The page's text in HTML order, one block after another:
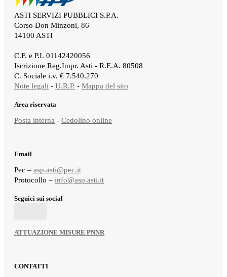
ASTI SERVIZI PUBBLICI S.P.A.
Corso Don Minzoni, 86
14100 ASTI
C.F. e P.I. 01142420056
Iscrizione Reg.Impr. Asti - R.E.A. 80508
C. Sociale i.v. € 7.540.270
Note legali - U.R.P. - Mappa del sito
Area riservata
Posta interna - Cedolino online
Email
Pec – asp.asti@pec.it
Protocollo – info@asp.asti.it
Seguici sui social
ATTUAZIONE MISURE PNNR
CONTATTI